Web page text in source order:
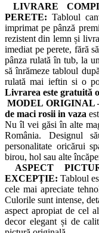
LIVRARE
PERETE:Tabloul
imprimat pe pânză
rezistent din lemn și
imediat pe perete, fără
pânza rulată în tub, la
să înrămeze tabloul
rulată mai ieftin si o
Livrarea este gratuită
MODEL ORIGINAL
de maci rosii in vaza
Nu îl vei găsi în alte
România. Designul
personalitate oricărui
birou, hol sau alte
ASPECT
EXCEPȚIE: Tabloul
cele mai apreciate
Culorile sunt intense,
aspect apropiat de cel
decor elegant și de